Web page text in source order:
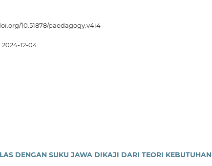
10.51878/paedagogy.v4i4
2024-12-04
DENGAN SUKU JAWA DIKAJI DARI TEORI KEBUTUHAN